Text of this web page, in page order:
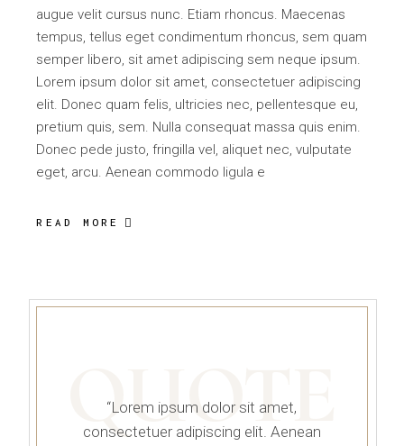
augue velit cursus nunc. Etiam rhoncus. Maecenas
tempus, tellus eget condimentum rhoncus, sem quam
semper libero, sit amet adipiscing sem neque ipsum.
Lorem ipsum dolor sit amet, consectetuer adipiscing
elit. Donec quam felis, ultricies nec, pellentesque eu,
pretium quis, sem. Nulla consequat massa quis enim.
Donec pede justo, fringilla vel, aliquet nec, vulputate
eget, arcu. Aenean commodo ligula e
READ MORE
QUOTE
“Lorem ipsum dolor sit amet,
consectetuer adipiscing elit. Aenean